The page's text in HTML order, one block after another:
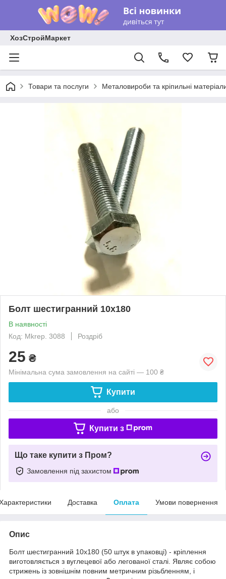
ХозСтройМаркет
Товари та послуги Металовироби та кріпильні
Болт шестигранний 10х180
В наявності
Код: Mkrep. 3088
Роздріб
25 ₴
Мінімальна сума замовлення на сайті — 100 ₴
Купити
або
Купити з
Що таке купити з Пром?
Замовлення під захистом
Доставка Оплата Умови повернення
Опис
Болт шестигранний 10х180 (50 штук в упаковці) - кріплення
виготовляється з вуглецевої або легованої сталі. Являє собою
стрижень із зовнішнім повним метричним різьбленням, і